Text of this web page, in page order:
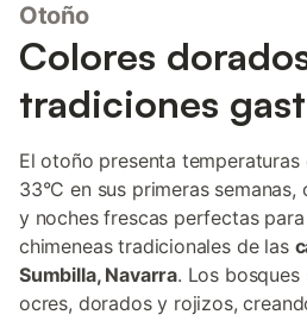
Otoño
Colores
tradiciones
El otoño presenta temperaturas
33°C en sus primeras
y noches frescas perfectas
chimeneas tradicionales de las
Sumbilla, Navarra. Los
ocres, dorados y rojizos,